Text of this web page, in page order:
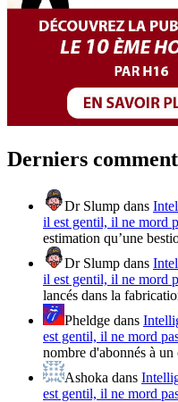
Derniers
Dr Slump dans
il est gentil, il ne mord
estimation qu’une
Dr Slump dans
il est gentil, il ne mord
lancés dans la
Pheldge dans
est gentil, il ne mord
nombre d'abonnés à un
Ashoka dans
est gentil, il ne mord